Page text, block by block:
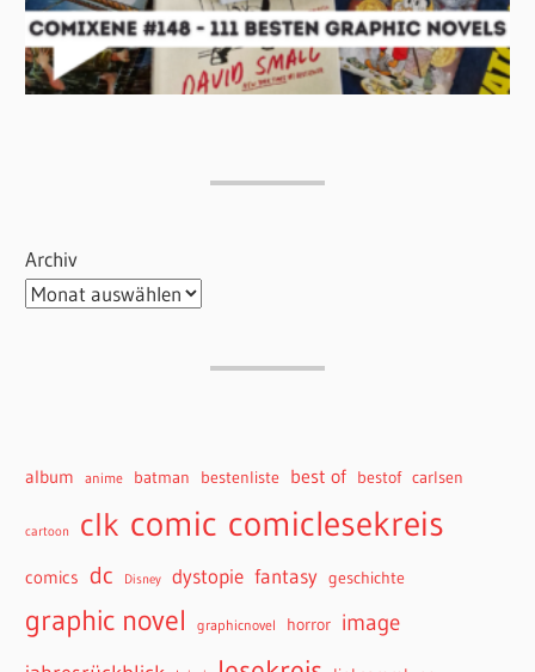
Archiv
album anime batman bestenliste best of bestof carlsen
cartoon clk comic comiclesekreis
comics dc Disney dystopie fantasy geschichte
graphic novel graphicnovel horror image